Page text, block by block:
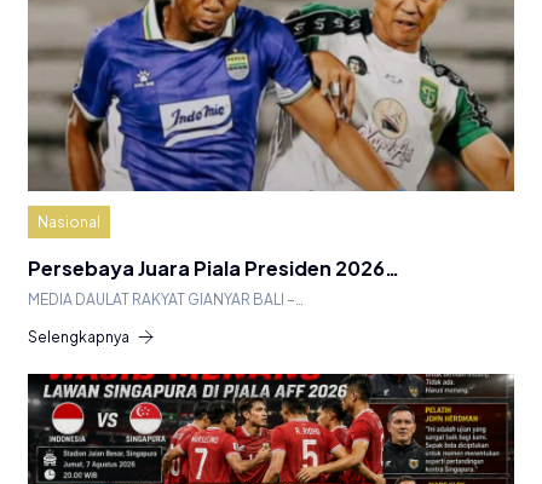
Nasional
Persebaya Juara Piala Presiden 2026…
MEDIA DAULAT RAKYAT GIANYAR BALI –…
Selengkapnya